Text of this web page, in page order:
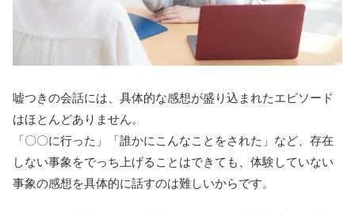
嘘つきの会話には、具体的な感想が盛り込まれたエピソード
はほとんどありません。
「〇〇に行った」「誰かにこんなことをされた」など、存在
しない事象をでっち上げることはできても、体験していない
事象の感想を具体的に話すのは難しいからです。